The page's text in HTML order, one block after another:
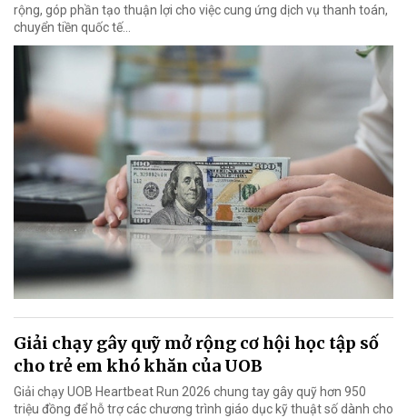
rộng, góp phần tạo thuận lợi cho việc cung ứng dịch vụ thanh toán,
chuyển tiền quốc tế...
Giải chạy gây quỹ mở rộng cơ hội học tập số
cho trẻ em khó khăn của UOB
Giải chạy UOB Heartbeat Run 2026 chung tay gây quỹ hơn 950
triệu đồng để hỗ trợ các chương trình giáo dục kỹ thuật số dành cho